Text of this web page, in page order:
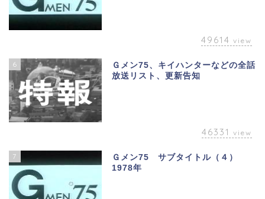
49614 view
6
Ｇメン75、キイハンターなどの全話
放送リスト、更新告知
46331 view
7
Ｇメン75 サブタイトル（４）
1978年